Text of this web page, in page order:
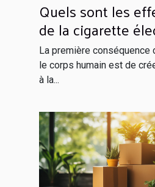
Quels sont les
de la cigarette
La première conséquence
le corps humain est de
à la...